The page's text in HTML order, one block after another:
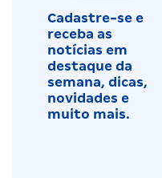
Cadastre-se e
receba as
notícias em
destaque da
semana, dicas,
novidades e
muito mais.